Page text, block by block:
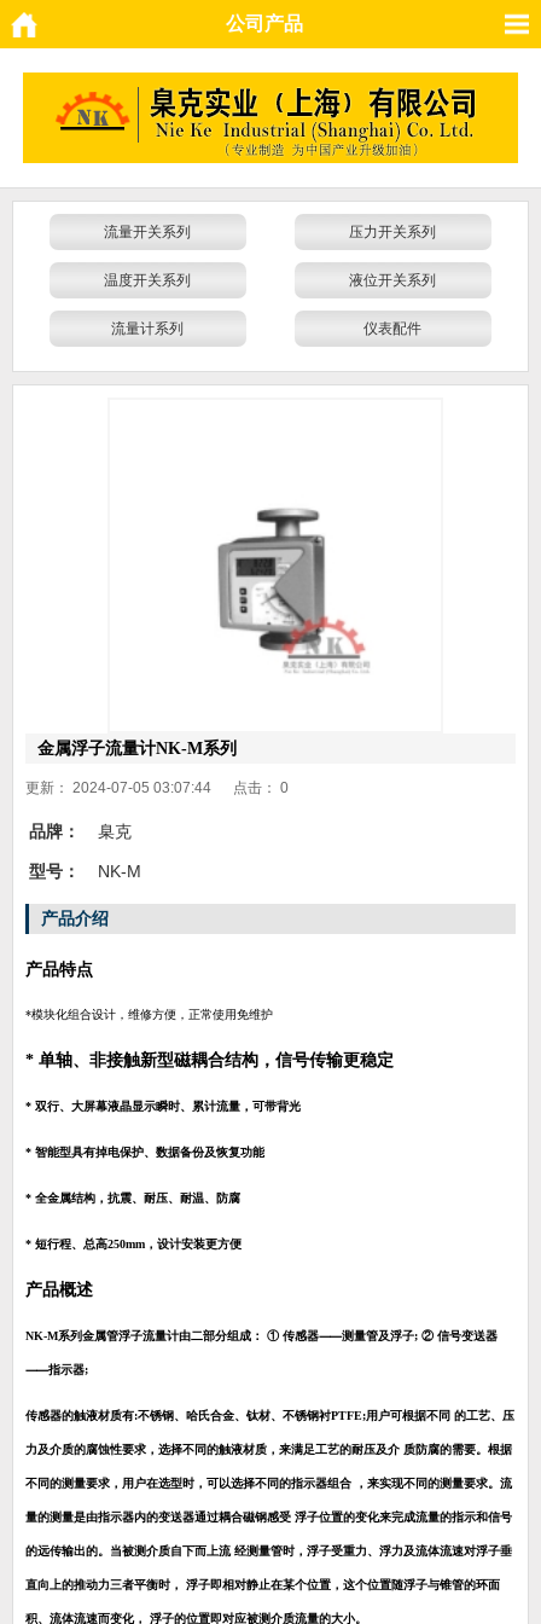
公司产品
流量开关系列 压力开关系列
温度开关系列 液位开关系列
流量计系列 仪表配件
金属浮子流量计NK-M系列
更新： 2024-07-05 03:07:44 点击： 0
品牌： 臬克
型号： NK-M
产品介绍
产品特点
*模块化组合设计，维修方便，正常使用免维护
* 单轴、非接触新型磁耦合结构，信号传输更稳定
* 双行、大屏幕液晶显示瞬时、累计流量，可带背光
* 智能型具有掉电保护、数据备份及恢复功能
* 全金属结构，抗震、耐压、耐温、防腐
* 短行程、总高250mm，设计安装更方便
产品概述
NK-M系列金属管浮子流量计由二部分组成： ① 传感器⸺测量管及浮子; ② 信号变送器
⸺指示器;
传感器的触液材质有:不锈钢、哈氏合金、钛材、不锈钢衬PTFE;用户可根据不同 的工艺、压
力及介质的腐蚀性要求，选择不同的触液材质，来满足工艺的耐压及介 质防腐的需要。根据
不同的测量要求，用户在选型时，可以选择不同的指示器组合 ，来实现不同的测量要求。流
量的测量是由指示器内的变送器通过耦合磁钢感受 浮子位置的变化来完成流量的指示和信号
的远传输出的。当被测介质自下而上流 经测量管时，浮子受重力、浮力及流体流速对浮子垂
直向上的推动力三者平衡时， 浮子即相对静止在某个位置，这个位置随浮子与锥管的环面
积、流体流速而变化， 浮子的位置即对应被测介质流量的大小。